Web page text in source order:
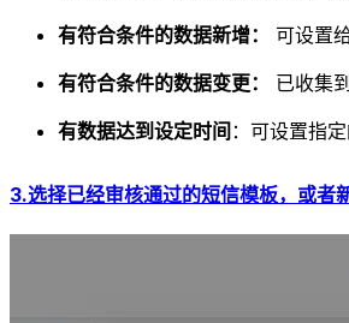
有符合条件的数据新增：
可设置
有符合条件的数据变更：
已收集
有数据达到设定时间 ：可设置指
3.选择已经审核通过的短信模板，或者